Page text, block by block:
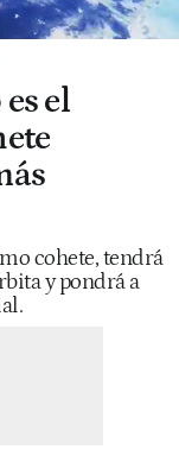
el
cohete, tendrá
y pondrá a